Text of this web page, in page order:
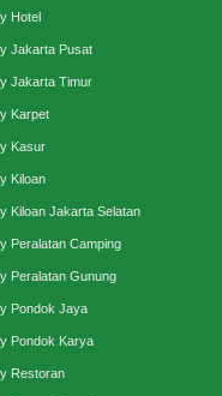
Hotel
Jakarta Pusat
Jakarta Timur
Karpet
Kasur
Kiloan
Kiloan Jakarta Selatan
Peralatan Camping
Peralatan Gunung
Pondok Jaya
Pondok Karya
Restoran